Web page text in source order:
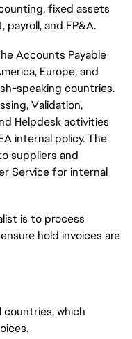
fixed assets
and FP&A.
Accounts Payable
Europe, and
speaking countries.
Validation,
Helpdesk activities
internal policy. The
suppliers and
Service for internal
is to process
hold invoices are
countries, which